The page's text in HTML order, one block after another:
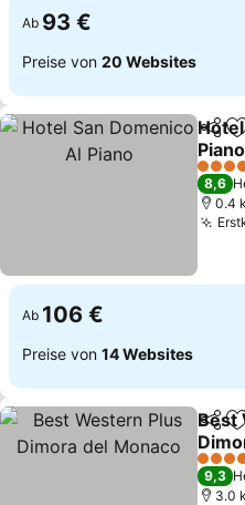
Ab 93 €
Preise von 20 Websites
Teilen
Piano
4
8,6
0.4
Ab 106 €
Preise von 14 Websites
Teilen
Best
4
9,3
3.0